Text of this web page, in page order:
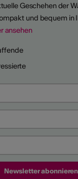
Geschehen der
und bequem in
ansehen